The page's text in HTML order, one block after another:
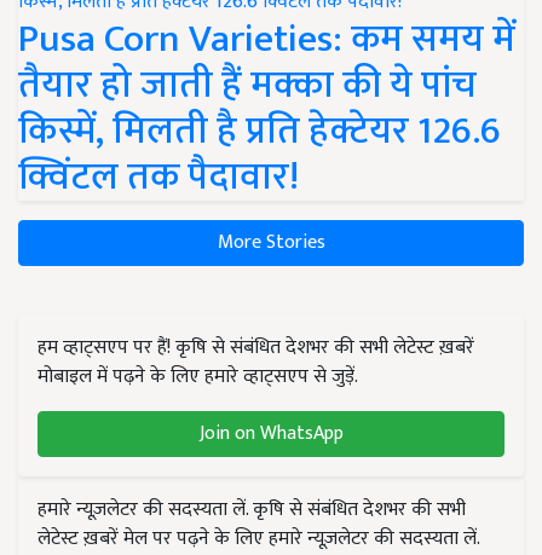
Pusa Corn Varieties: कम समय में
तैयार हो जाती हैं मक्का की ये पांच
किस्में, मिलती है प्रति हेक्टेयर 126.6
क्विंटल तक पैदावार!
More Stories
हम व्हाट्सएप पर हैं! कृषि से संबंधित देशभर की सभी लेटेस्ट ख़बरें
मोबाइल में पढ़ने के लिए हमारे व्हाट्सएप से जुड़ें.
Join on WhatsApp
हमारे न्यूज़लेटर की सदस्यता लें. कृषि से संबंधित देशभर की सभी
लेटेस्ट ख़बरें मेल पर पढ़ने के लिए हमारे न्यूज़लेटर की सदस्यता लें.